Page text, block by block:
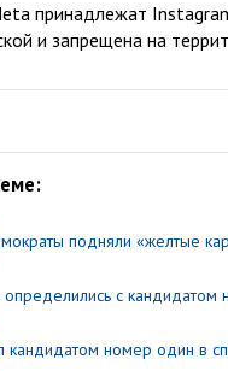
принадлежат
и запрещена на
подняли «желтые
с кандидатом
кандидатом номер один в